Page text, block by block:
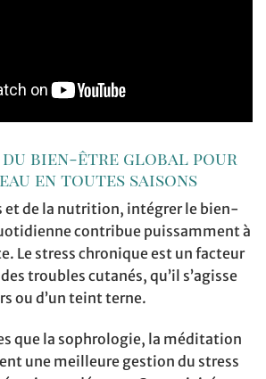
du bien-être global pour
en toutes saisons
et de la nutrition, intégrer le bien-
contribue puissamment à
Le stress chronique est un facteur
troubles cutanés, qu’il s’agisse
ou d’un teint terne.
que la sophrologie, la méditation
une meilleure gestion du stress